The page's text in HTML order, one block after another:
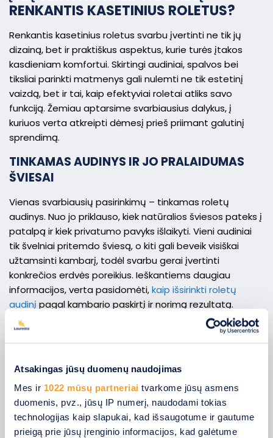
Atsakingas jūsų duomenų naudojimas
Mes ir 1022 mūsų partneriai tvarkome jūsų asmens
duomenis, pvz., jūsų IP numerį, naudodami tokias
technologijas kaip slapukai, kad išsaugotume ir gautume
prieigą prie jūsų įrenginio informacijos, kad galėtume
RENKANTIS KASETINIUS ROLETUS?
Renkantis kasetinius roletus svarbu įvertinti ne tik jų
dizainą, bet ir praktiškus aspektus, kurie turės įtakos
kasdieniam komfortui. Skirtingi audiniai, spalvos bei
tiksliai parinkti matmenys gali nulemti ne tik estetinį
vaizdą, bet ir tai, kaip efektyviai roletai atliks savo
funkciją. Žemiau aptarsime svarbiausius dalykus, į
kuriuos verta atkreipti dėmesį prieš priimant galutinį
sprendimą.
TINKAMAS AUDINYS IR JO PRALAIDUMAS
ŠVIESAI
Vienas svarbiausių pasirinkimų – tinkamas roletų
audinys. Nuo jo priklauso, kiek natūralios šviesos pateks į
patalpą ir kiek privatumo pavyks išlaikyti. Vieni audiniai
tik švelniai pritemdo šviesą, o kiti gali beveik visiškai
užtamsinti kambarį, todėl svarbu gerai įvertinti
konkrečios erdvės poreikius. Ieškantiems daugiau
informacijos, verta pasidomėti,kaip išsirinkti roletų
audinį pagal kambario paskirtį ir norimą rezultatą.
SPALVŲ DERINIMAS PRIE INTERJERO
interjerą ir padėti sukurti harmoningą namų vaizdą.
Pastaraisiais metais vis daugiau dėmesio sulaukia
natūralūs ir ramūs tonai, kurie lengvai dera prie įvairių
interjero stilių ir padeda išlaikyti jaukią namų atmosferą.
Taip pat populiarėja žemės atspalviai, smėlio, pilkos ar